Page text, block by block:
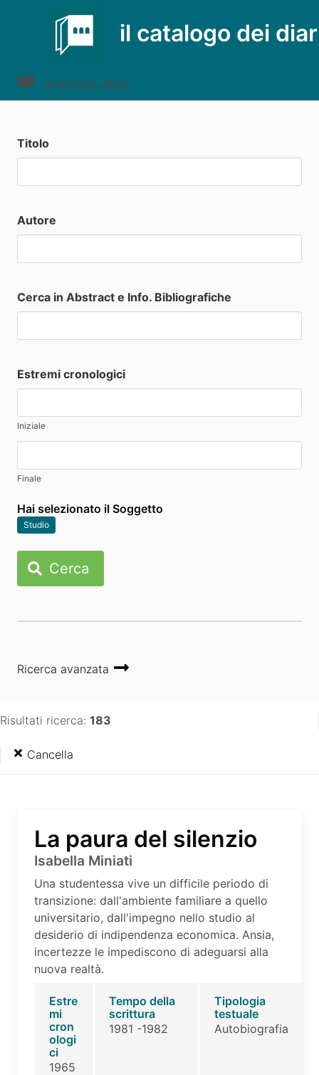
il catalogo dei
archivio diari
Titolo
Autore
Cerca in Abstract e Info. Bibliografiche
Estremi cronologici
Iniziale
Finale
Hai selezionato il Soggetto
Studio
Cerca
Ricerca avanzata
Risultati ricerca: 183
Cancella
La paura del silenzio
Isabella Miniati
Una studentessa vive un difficile periodo di
transizione: dall'ambiente familiare a quello
universitario, dall'impegno nello studio al
desiderio di indipendenza economica. Ansia,
incertezze le impediscono di adeguarsi alla
nuova realtà.
Estre
mi
cron
ologi
ci
1965
Tempo della
scrittura
1981 -1982
Tipologia
testuale
Autobiografia